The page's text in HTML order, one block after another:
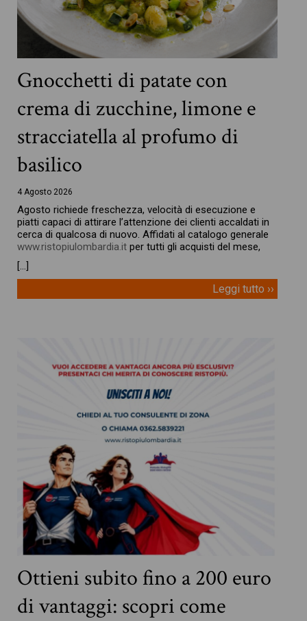
Gnocchetti di patate con
crema di zucchine, limone e
stracciatella al profumo di
basilico
4 Agosto 2026
Agosto richiede freschezza, velocità di esecuzione e
piatti capaci di attirare l’attenzione dei clienti accaldati in
cerca di qualcosa di nuovo. Affidati al catalogo generale
www.ristopiulombardia.it per tutti gli acquisti del mese,
[…]
Leggi tutto ››
Ottieni subito fino a 200 euro
di vantaggi: scopri come